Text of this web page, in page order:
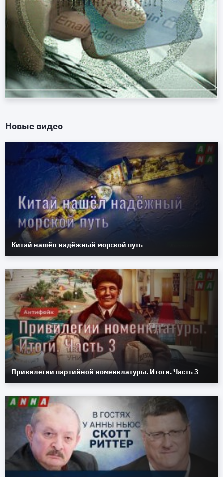
Новые видео
Китай нашёл надёжный морской путь
Привилегии партийной номенклатуры. Итоги. Часть 3